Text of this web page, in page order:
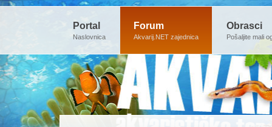
Portal
Naslovnica
Forum
Akvarij.NET zajednica
Obrasci
Pošaljite mali